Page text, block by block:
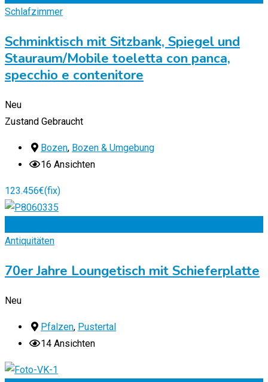
Schlafzimmer
Schminktisch mit Sitzbank, Spiegel und
Stauraum/Mobile toeletta con panca,
specchio e contenitore
Neu
Zustand Gebraucht
Bozen, Bozen & Umgebung
16 Ansichten
123.456€(fix)
Antiquitäten
70er Jahre Loungetisch mit Schieferplatte
Neu
Pfalzen, Pustertal
14 Ansichten